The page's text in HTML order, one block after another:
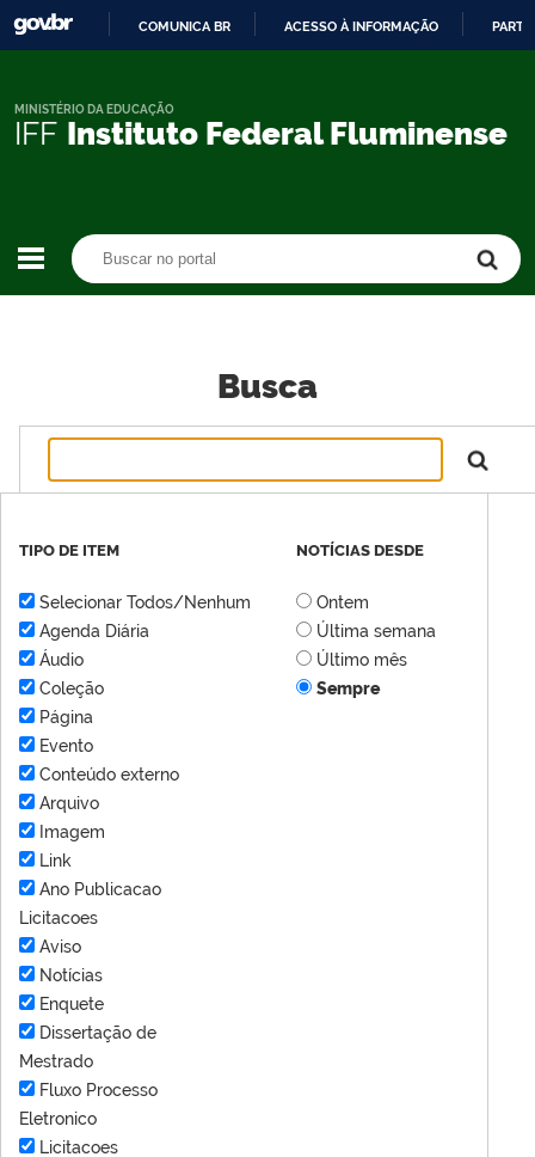
CONTEÚDO
COMUNICA BR ACESSO À INFORMAÇÃO
IFF Instituto Federal Fluminense
MINISTÉRIO DA EDUCAÇÃO
Busca
TIPO DE ITEM
Selecionar Todos/Nenhum
Agenda Diária
Áudio
Coleção
Página
Evento
Conteúdo externo
Arquivo
Imagem
Link
Ano Publicacao
Licitacoes
Aviso
Notícias
Enquete
Dissertação de
Mestrado
Fluxo Processo
Eletronico
Licitacoes
NOTÍCIAS DESDE
Ontem
Última semana
Último mês
Sempre